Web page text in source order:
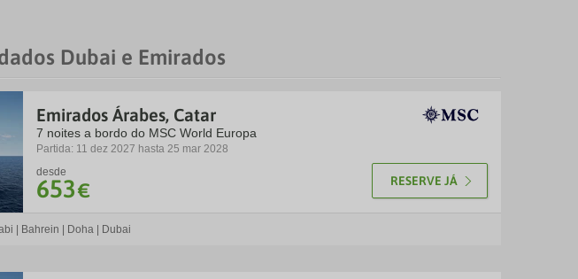
Dubai e Emirados
Emirados Árabes, Catar
7 noites a bordo do MSC World Europa
Partida: 11 dez 2027 hasta 25 mar 2028
desde
653€ RESERVE JÁ
| Bahrein | Doha | Dubai